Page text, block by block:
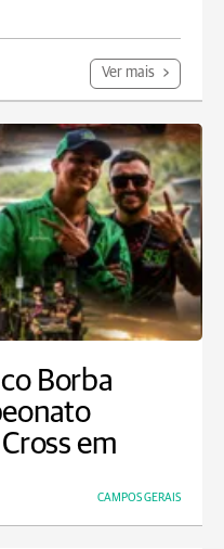
Ver mais
Borba
em
CAMPOS GERAIS